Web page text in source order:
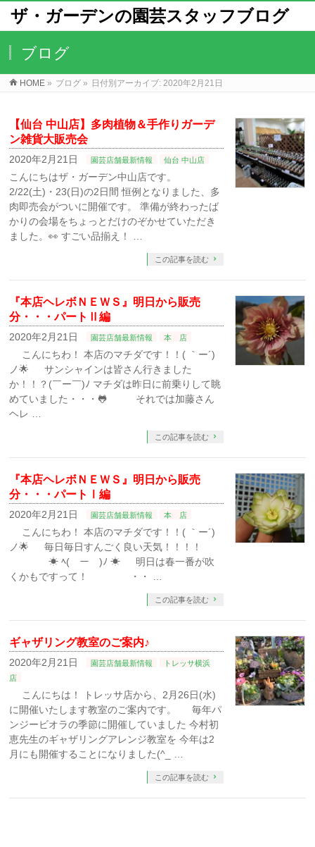
ザ・ガーデンの園芸スタッフブログ
ブログ
HOME » ブログ » 日付別アーカイブ: 2020年2月21日
【仙台 中山店】多肉植物＆手作りガーデ
ン雑貨大販売会
2020年2月21日 園芸店舗最新情報 仙台 中山店
こんにちはザ・ガーデン中山店です。
2/22(土)・23(日)の2日間 恒例となりました、多
肉即売会がついに開催です。 準備が終わったば
かりの会場をちょっとだけのぞかせていただき
ました。👀 すごい品揃え！ …
この記事を読む
『本店ヘレボＮＥＷＳ』明日から販売
分・・・パートⅡ編
2020年2月21日 園芸店舗最新情報 本 店
こんにちわ！ 本店のマチダです！！( ｀ー´)
ノ🌟 サンシャインは皆さん行きました
か！！？(￣ー￣)ﾉ マチダは昨日に前乗りして眺
めていました・・・🐸 それでは加藤さん
ヘレ …
この記事を読む
『本店ヘレボＮＥＷＳ』明日から販売
分・・・パートⅠ編
2020年2月21日 園芸店舗最新情報 本 店
こんにちわ！ 本店のマチダです！！( ｀ー´)
ノ🌟 毎日毎日すんごく良い天気！！！！
☀ ﾍ(￣ー￣)ﾉ ☀ 明日は春一番が吹
くかもですって！ ・・ …
この記事を読む
ギャザリング教室のご案内♪
2020年2月21日 園芸店舗最新情報
トレッサ横浜
店
こんにちは！ トレッサ店から、2月26日(水)
に開催いたします教室のご案内です。 毎年パ
ンジービオラの季節に開催していました 今村初
恵先生のギャザリングアレンジ教室を 今年は2
月にも開催することになりました(^_ …
この記事を読む